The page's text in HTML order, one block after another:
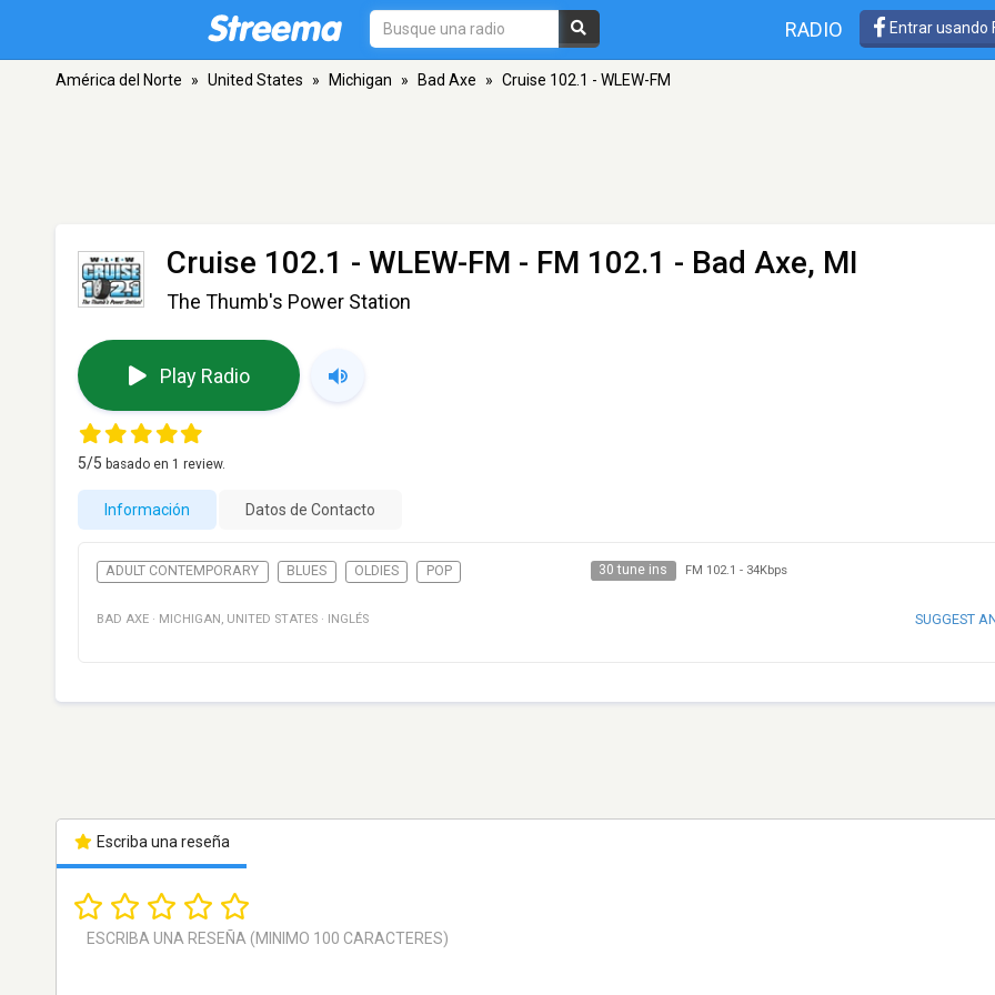
RADIO Entrar usando
América del Norte » United States » Michigan » Bad Axe » Cruise 102.1 - WLEW-FM
Cruise 102.1 - WLEW-FM - FM 102.1 - Bad Axe, MI
The Thumb's Power Station
Play Radio
5/5 basado en 1 review.
Información Datos de Contacto
ADULT CONTEMPORARY BLUES OLDIES POP 30 tune ins FM 102.1 - 34Kbps
BAD AXE · MICHIGAN , UNITED STATES · INGLÉS SUGGEST
Escriba una reseña